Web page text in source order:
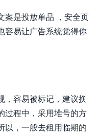
案是投放单品 ，安全页
容易让广告系统觉得你
，容易被标记，建议换
过程中，采用堆号的方
以，一般去租用临期的